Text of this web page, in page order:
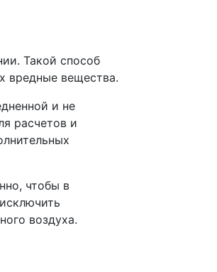
Такой способ
вредные вещества.
и не
расчетов и
чтобы в
воздуха.